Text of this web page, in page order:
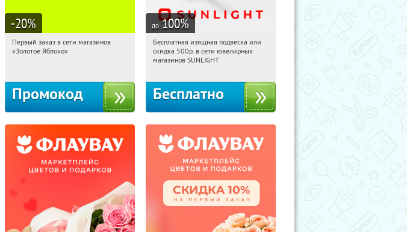
-20%
14:51:22
Получи первым!
Первый заказ в сети магазинов
«Золотое Яблоко»
Промокод
до 100%
14:51:22 Получили:
Россия
Бесплатная изящная подвеска или
скидка 500р. в сети ювелирных
магазинов SUNLIGHT
Бесплатно